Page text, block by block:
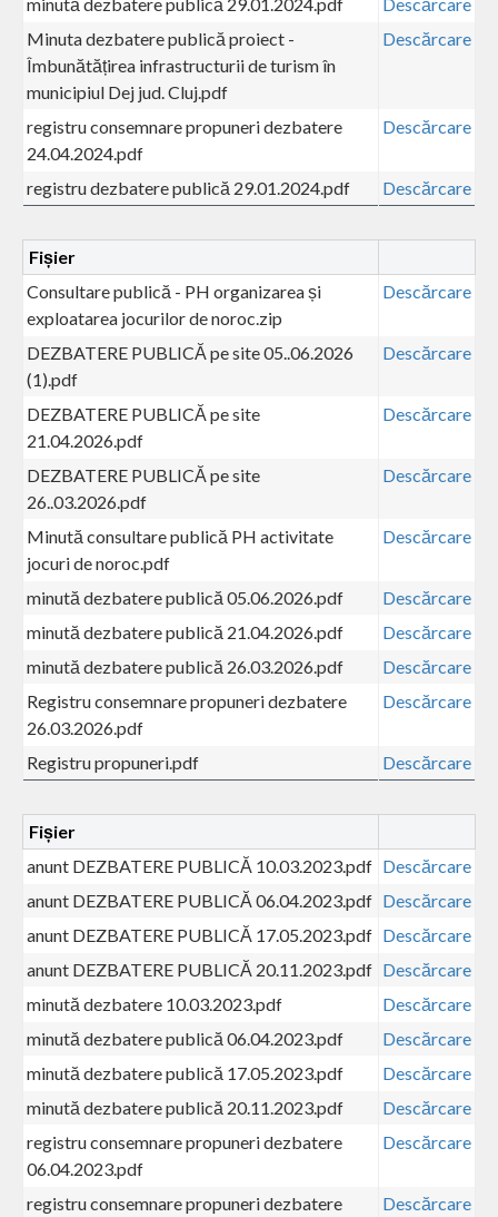
Minuta dezbatere publică proiect -
Îmbunătățirea infrastructurii de turism în
municipiul Dej jud. Cluj.pdf
Descărcare
registru consemnare propuneri dezbatere
24.04.2024.pdf
Descărcare
registru dezbatere publică 29.01.2024.pdf Descărcare
Fișier
Consultare publică - PH organizarea și
exploatarea jocurilor de noroc.zip
Descărcare
DEZBATERE PUBLICĂ pe site 05..06.2026
(1).pdf
Descărcare
DEZBATERE PUBLICĂ pe site
21.04.2026.pdf
Descărcare
DEZBATERE PUBLICĂ pe site
26..03.2026.pdf
Descărcare
Minută consultare publică PH activitate
jocuri de noroc.pdf
Descărcare
minută dezbatere publică 05.06.2026.pdf
Descărcare
minută dezbatere publică 21.04.2026.pdf
Descărcare
minută dezbatere publică 26.03.2026.pdf
Descărcare
Registru consemnare propuneri dezbatere
26.03.2026.pdf
Descărcare
Registru propuneri.pdf Descărcare
Fișier
anunt DEZBATERE PUBLICĂ 10.03.2023.pdf Descărcare
anunt DEZBATERE PUBLICĂ 06.04.2023.pdf Descărcare
anunt DEZBATERE PUBLICĂ 17.05.2023.pdf Descărcare
anunt DEZBATERE PUBLICĂ 20.11.2023.pdf Descărcare
minută dezbatere 10.03.2023.pdf
Descărcare
minută dezbatere publică 06.04.2023.pdf
Descărcare
minută dezbatere publică 17.05.2023.pdf
Descărcare
minută dezbatere publică 20.11.2023.pdf
Descărcare
registru consemnare propuneri dezbatere
06.04.2023.pdf
Descărcare
registru consemnare propuneri dezbatere
Descărcare